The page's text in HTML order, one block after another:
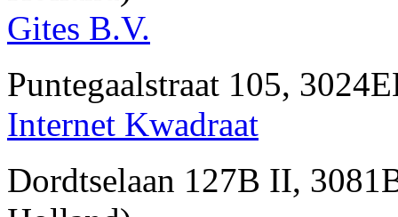
Gites B.V.
Puntegaalstraat 105,
Internet Kwadraat
Dordtselaan 127B II,